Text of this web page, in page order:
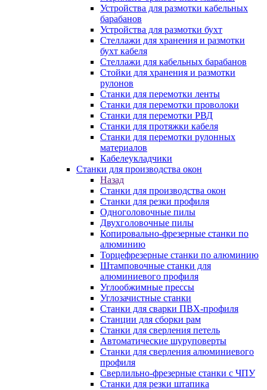
Устройства для размотки кабельных
барабанов
Устройства для размотки бухт
Стеллажи для хранения и размотки
бухт кабеля
Стеллажи для кабельных барабанов
Стойки для хранения и размотки
рулонов
Станки для перемотки ленты
Станки для перемотки проволоки
Станки для перемотки РВД
Станки для протяжки кабеля
Станки для перемотки рулонных
материалов
Кабелеукладчики
Станки для производства окон
Назад
Станки для производства окон
Станки для резки профиля
Одноголовочные пилы
Двухголовочные пилы
Копировально-фрезерные станки по
алюминию
Торцефрезерные станки по алюминию
Штамповочные станки для
алюминиевого профиля
Углообжимные прессы
Углозачистные станки
Станки для сварки ПВХ-профиля
Станции для сборки рам
Станки для сверления петель
Автоматические шуруповерты
Станки для сверления алюминиевого
профиля
Сверлильно-фрезерные станки с ЧПУ
Станки для резки штапика